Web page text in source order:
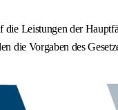
die Leistungen der
die Vorgaben des